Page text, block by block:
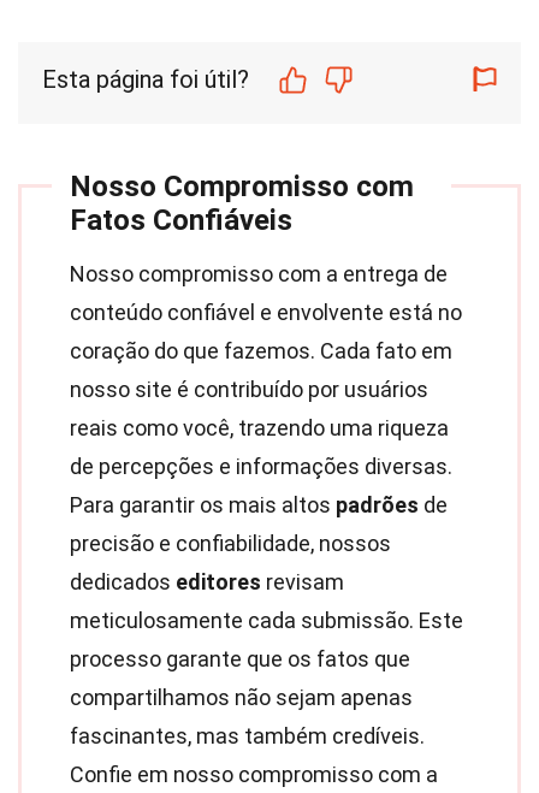
Esta página foi útil?
Nosso Compromisso com
Fatos Confiáveis
Nosso compromisso com a entrega de
conteúdo confiável e envolvente está no
coração do que fazemos. Cada fato em
nosso site é contribuído por usuários
reais como você, trazendo uma riqueza
de percepções e informações diversas.
Para garantir os mais altos padrões de
precisão e confiabilidade, nossos
dedicados editores revisam
meticulosamente cada submissão. Este
processo garante que os fatos que
compartilhamos não sejam apenas
fascinantes, mas também credíveis.
Confie em nosso compromisso com a